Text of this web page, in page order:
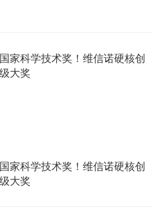
家科学技术奖！维信诺硬核创
大奖
家科学技术奖！维信诺硬核创
大奖